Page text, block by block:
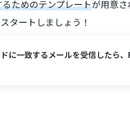
ためのテンプレートが用意
タートしましょう！
に一致するメールを受信したら